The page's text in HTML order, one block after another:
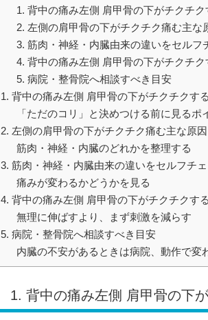
1. 背中の痛み左側 肩甲骨の下がチクチ
2. 左側の肩甲骨の下がチクチク痛む主な
3. 筋肉・神経・内臓由来の違いをセルフ
4. 背中の痛み左側 肩甲骨の下がチクチ
5. 病院・整骨院へ相談すべき目安
1. 背中の痛み左側 肩甲骨の下がチクチクす
「ただのコリ」と決めつける前に見るポ
2. 左側の肩甲骨の下がチクチク痛む主な原因
筋肉・神経・内臓のどれかを整理する
3. 筋肉・神経・内臓由来の違いをセルフチ
痛みが変わるかどうかを見る
4. 背中の痛み左側 肩甲骨の下がチクチクす
無理に伸ばすより、まず刺激を減らす
5. 病院・整骨院へ相談すべき目安
内臓の不安があるときは病院、動作で変
1. 背中の痛み左側 肩甲骨の下